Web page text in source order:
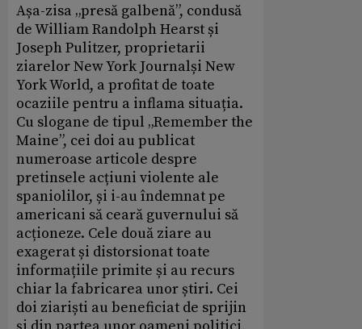
Așa-zisa „presă galbenă”, condusă
de William Randolph Hearst și
Joseph Pulitzer, proprietarii
ziarelor New York Journalși New
York World, a profitat de toate
ocaziile pentru a inflama situația.
Cu slogane de tipul „Remember the
Maine”, cei doi au publicat
numeroase articole despre
pretinsele acțiuni violente ale
spaniolilor, și i-au îndemnat pe
americani să ceară guvernului să
acționeze. Cele două ziare au
exagerat și distorsionat toate
informațiile primite și au recurs
chiar la fabricarea unor știri. Cei
doi ziariști au beneficiat de sprijin